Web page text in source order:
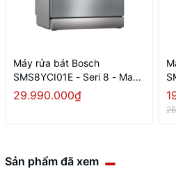
Máy rửa bát Bosch
SMS8YCI01E - Seri 8 - Made
in Germany
29.990.000₫
Sản phẩm đã xem